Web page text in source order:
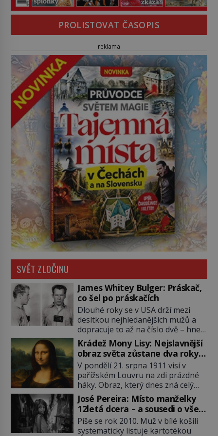
PROLISTOVAT ČASOPIS
reklama
SVĚT ZLOČINU
James Whitey Bulger: Práskač,
co šel po práskačích
Dlouhé roky se v USA drží mezi
desítkou nejhledanějších mužů a
dopracuje to až na číslo dvě – hned
po Usámovi bin Ládinovi (1957–
2011). To je James „Whitey“ Bulger
(1929–2018) viněný ze spoluúčasti
na 19 vraždách, vydírání a lichvy. A
samozřejmě, krom toho je ještě
drogový dealer, který neváhá
odstranit z cesty všechny práskače,
zatímco […]
Krádež Mony Lisy: Nejslavnější
obraz světa zůstane dva roky
nezvěstný
V pondělí 21. srpna 1911 visí v
pařížském Louvru na zdi prázdné
háky. Obraz, který dnes zná celý
svět, je pryč. Zpočátku si nikdo
nemyslí, že jde o krádež.
Zaměstnanci jsou přesvědčeni, že
Mona Lisa je jen v restaurátorské
dílně nebo u fotografa. Když se
José Pereira: Místo manželky
12letá dcera – a sousedi o všem
vědí!
Píše se rok 2010. Muž v bílé košili
systematicky listuje kartotékou